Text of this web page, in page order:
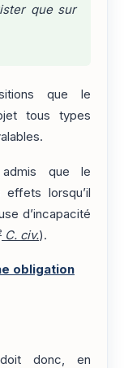
que sur
que le
tous types
que le
lorsqu’il
d’incapacité
C. civ.).
obligation
donc, en